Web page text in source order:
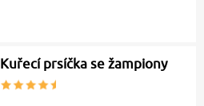
Kuřecí prsíčka se žampiony